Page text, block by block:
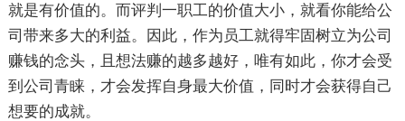
就是有价值的。而评判一职工的价值大小，就看你能给公
司带来多大的利益。因此，作为员工就得牢固树立为公司
赚钱的念头，且想法赚的越多越好，唯有如此，你才会受
到公司青睐，才会发挥自身最大价值，同时才会获得自己
想要的成就。